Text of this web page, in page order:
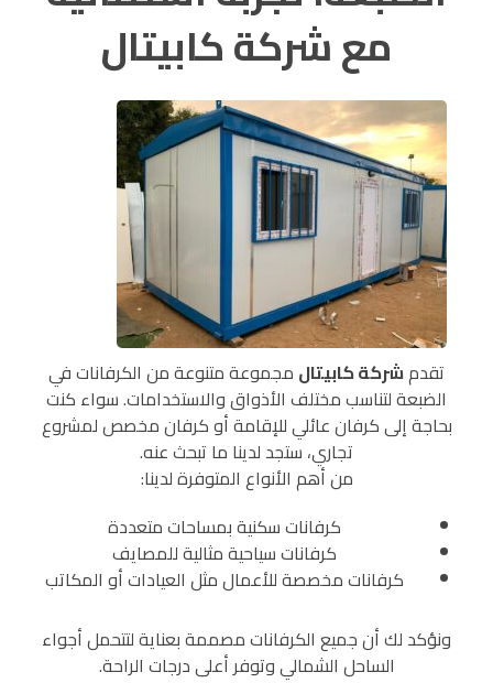
مع شركة كابيتال
تقدمشركة كابيتال مجموعة متنوعة من الكرفانات في
الضبعة لتناسب مختلف الأذواق والاستخدامات. سواء كنت
بحاجة إلى كرفان عائلي للإقامة أو كرفان مخصص لمشروع
تجاري، ستجد لدينا ما تبحث عنه.
من أهم الأنواع المتوفرة لدينا:
كرفانات سكنية بمساحات متعددة
كرفانات سياحية مثالية للمصايف
كرفانات مخصصة للأعمال مثل العيادات أو المكاتب
ونؤكد لك أن جميع الكرفانات مصممة بعناية لتتحمل أجواء
الساحل الشمالي وتوفر أعلى درجات الراحة.